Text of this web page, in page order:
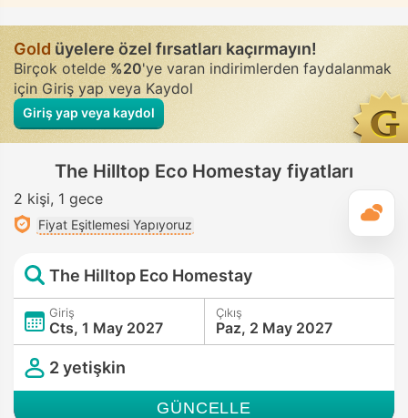
Goldüyelere özel fırsatları kaçırmayın!
Birçok otelde%20'ye varan indirimlerden faydalanmak
için Giriş yap veya Kaydol
Giriş yap veya kaydol
The Hilltop Eco Homestay fiyatları
2 kişi 1 gece
Fiyat Eşitlemesi Yapıyoruz
The Hilltop Eco Homestay
Giriş
Cts, 1 May 2027
Çıkış
Paz, 2 May 2027
2 yetişkin
GÜNCELLE